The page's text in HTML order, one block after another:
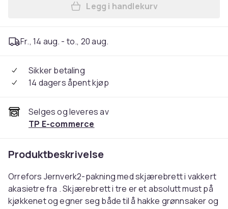
Legg Orrefors Jernverk 2
Legg i handlekurv
Fr., 14 aug. - to., 20 aug.
Sikker betaling
14 dagers åpent kjøp
Selges og leveres av
TP E-commerce
Produktbeskrivelse
Orrefors Jernverk2-pakning med skjærebrett i vakkert
akasietre fra . Skjærebrett i tre er et absolutt must på
kjøkkenet og egner seg både til å hakke grønnsaker og